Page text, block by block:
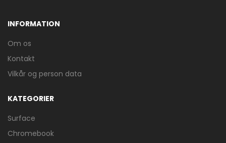
INFORMATION
Om os
Kontakt
Vilkår og person data
KATEGORIER
Surface
Chromebook